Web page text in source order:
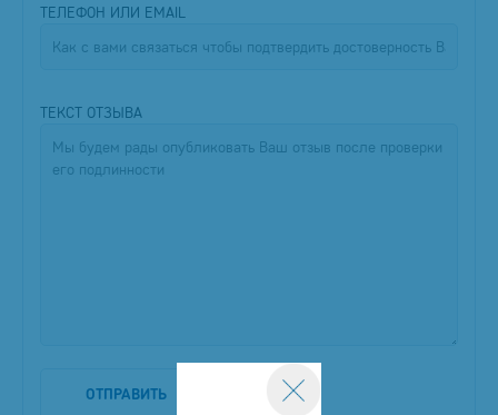
ТЕЛЕФОН ИЛИ EMAIL
ТЕКСТ ОТЗЫВА
ОТПРАВИТЬ